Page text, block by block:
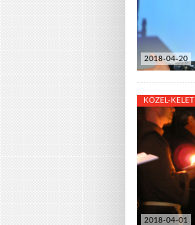
2018-04-20
2018-04-01
KÖZEL-KELET